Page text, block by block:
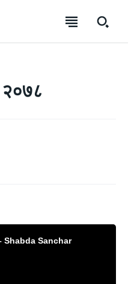
२०७८
Shabda Sanchar